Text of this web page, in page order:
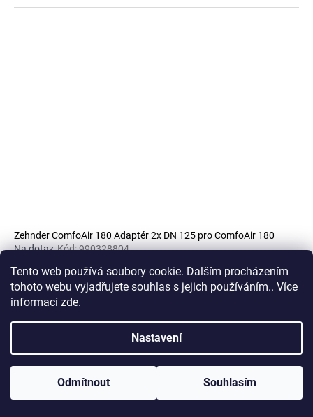
Tento web používá soubory cookie. Dalším procházením
tohoto webu vyjadřujete souhlas s jejich používáním.. Více
informací zde.
Nastavení
Odmítnout Souhlasím
NOVINKA! Neplaťte dopravné a vyzvedněte si vaše zboží osobně na
Zehnder ComfoAir 180 Adaptér 2x DN 125 pro ComfoAir 180
Na dotaz Kód:990328804
(1 386 Kč bez DPH)
O
v
á
položek celkem